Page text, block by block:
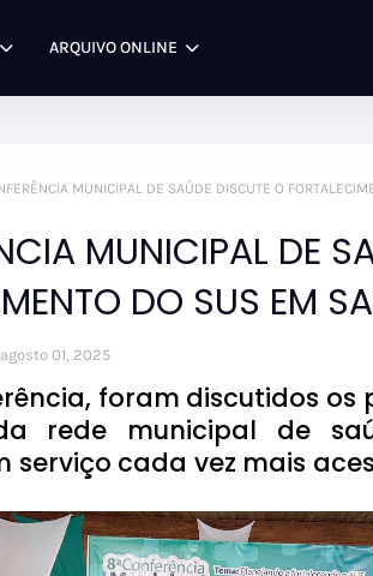
ARQUIVO ONLINE
MUNICIPAL DE SAÚDE DISCUTE O
MUNICIPAL DE
DO SUS EM
01, 2025
foram discutidos os
rede municipal de
serviço cada vez mais